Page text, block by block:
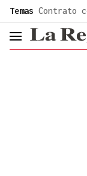
Temas Contrato
header.menu.open